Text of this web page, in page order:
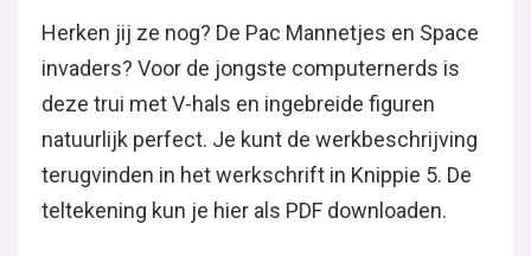
Herken jij ze nog? De Pac Mannetjes en Space
invaders? Voor de jongste computernerds is
deze trui met V-hals en ingebreide figuren
natuurlijk perfect. Je kunt de werkbeschrijving
terugvinden in het werkschrift in Knippie 5. De
teltekening kun je hier als PDF downloaden.